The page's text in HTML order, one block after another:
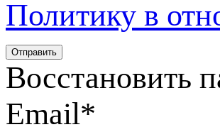
Политику в
Восстановить
Email*